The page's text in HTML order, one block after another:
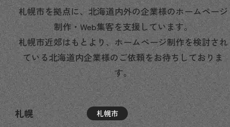
札幌市を拠点に、北海道内外の企業様のホームページ
制作・Web集客を支援しています。
札幌市近郊はもとより、ホームページ制作を検討され
ている北海道内企業様のご依頼をお待ちしておりま
す。
札幌 札幌市